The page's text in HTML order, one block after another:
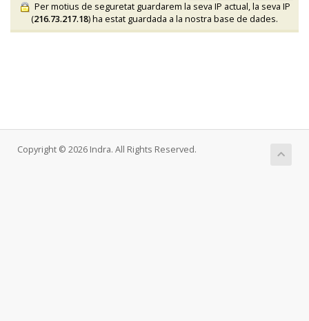
Per motius de seguretat guardarem la seva IP actual, la seva IP
(216.73.217.18) ha estat guardada a la nostra base de dades.
Copyright © 2026 Indra. All Rights Reserved.